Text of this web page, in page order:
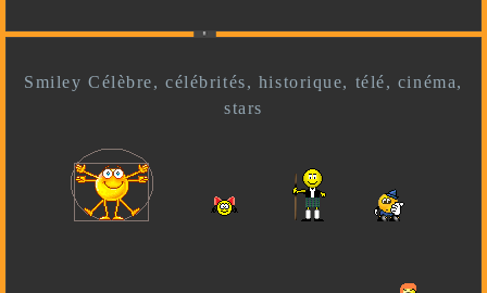
Smiley Célèbre, célébrités, historique, télé, cinéma,
stars